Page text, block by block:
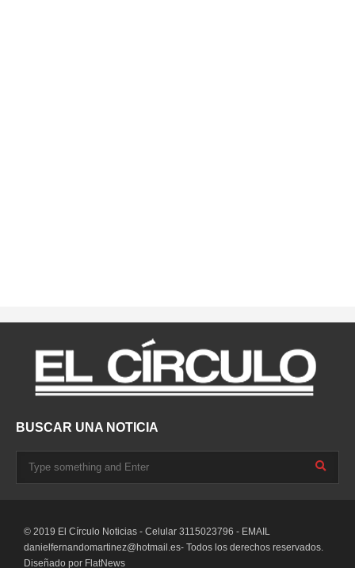
BUSCAR UNA NOTICIA
© 2019 El Círculo Noticias - Celular 3115023796 - EMAIL
danielfernandomartinez@hotmail.es- Todos los derechos reservados.
Diseñado por FlatNews